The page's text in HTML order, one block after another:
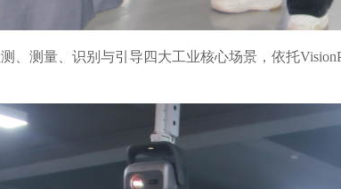
、测量、识别与引导四大工业核心场景，依托